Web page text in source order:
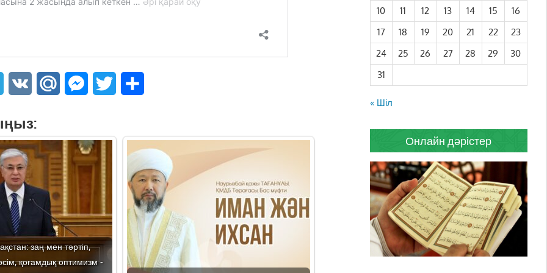
Telegram
VK Mail.Ru Messenger
Twitter
заң мен тәртіп,
қоғамдық оптимизм -
10 11 12 13 14 15
16
17
18 19 20 21 22
23
24
25 26 27 28 29
30
31
« Шіл
Онлайн дәрістер